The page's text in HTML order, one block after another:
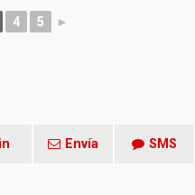
4 5 ►
Envía SMS